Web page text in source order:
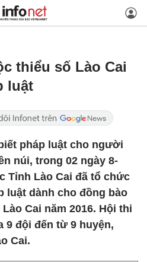
thiểu số Lào Cai
luật
pháp luật cho người
núi, trong 02 ngày 8-
Tỉnh Lào Cai đã tổ chức
luật dành cho đồng bào
Cai năm 2016. Hội thi
9 đội đến từ 9 huyện,
Cai.